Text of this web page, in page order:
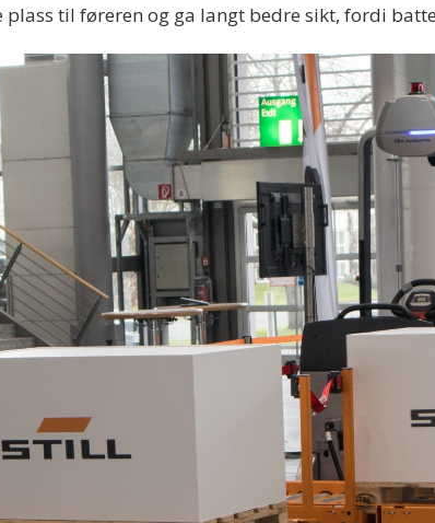
plass til føreren og ga langt bedre sikt, fordi